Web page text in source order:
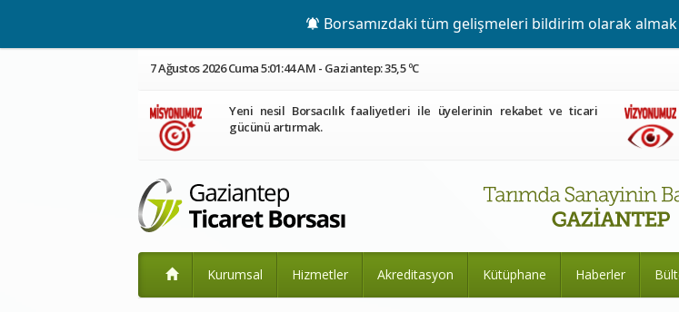
Borsamızdaki tüm gelişmeleri bildirim olarak
7 Ağustos 2026 Cuma 5:01:44 AM - Gaziantep: 35,5 ºC
Yeni nesil Borsacılık faaliyetleri ile üyelerinin rekabet ve ticari
gücünü artırmak.
Kurumsal Hizmetler Akreditasyon Kütüphane Haberler